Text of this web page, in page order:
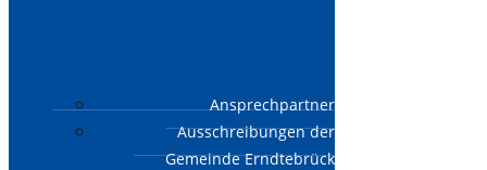
Ansprechpartner
Ausschreibungen der
Gemeinde Erndtebrück